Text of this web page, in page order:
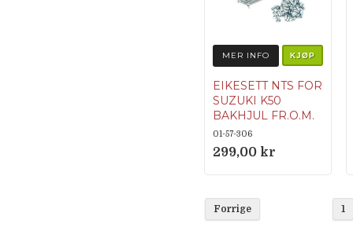
MER INFO KJØP
EIKESETT NTS FOR
SUZUKI K50
BAKHJUL FR.O.M.
1977
Suzuki K50 fra
for baknav
64110-46101
01-57-306
299,00 kr
Forrige 1